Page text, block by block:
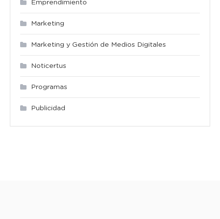
Emprendimiento
Marketing
Marketing y Gestión de Medios Digitales
Noticertus
Programas
Publicidad